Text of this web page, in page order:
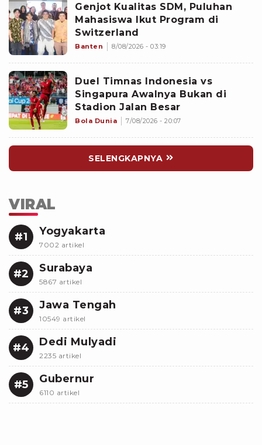
Genjot Kualitas SDM, Puluhan
Mahasiswa Ikut Program di
Switzerland
Banten 8/08/2026 - 03:19
Duel Timnas Indonesia vs
Singapura Awalnya Bukan di
Stadion Jalan Besar
Bola Dunia 7/08/2026 - 20:07
SELENGKAPNYA
VIRAL
#1 Yogyakarta
7002 artikel
#2 Surabaya
5867 artikel
#3 Jawa Tengah
10549 artikel
#4 Dedi Mulyadi
2235 artikel
#5 Gubernur
6110 artikel